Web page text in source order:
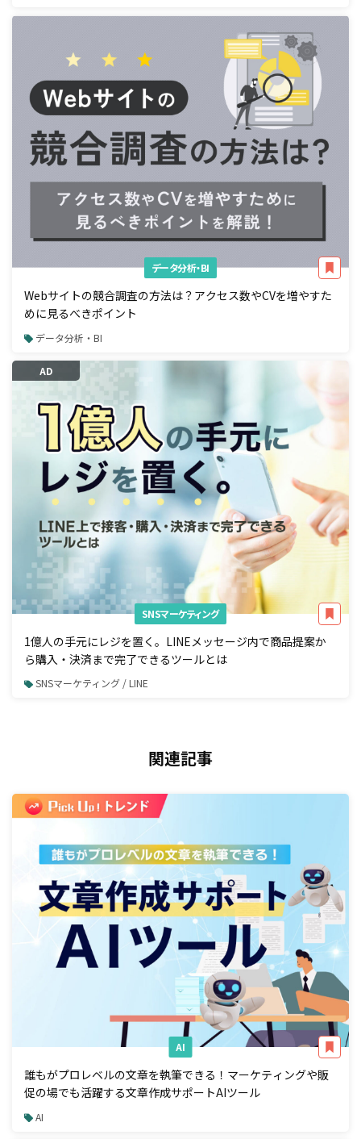
データ分析・BI
Webサイトの競合調査の方法は？アクセス数やCVを増やすた
めに見るべきポイント
データ分析・BI
AD
SNSマーケティング
1億人の手元にレジを置く。LINEメッセージ内で商品提案か
ら購入・決済まで完了できるツールとは
SNSマーケティング / LINE
関連記事
AI
誰もがプロレベルの文章を執筆できる！マーケティングや販
促の場でも活躍する文章作成サポートAIツール
AI